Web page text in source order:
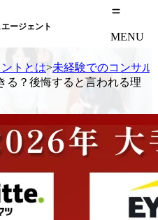
ージェント
MENU
トとは>未経験でのコンサル
る？後悔すると言われる理